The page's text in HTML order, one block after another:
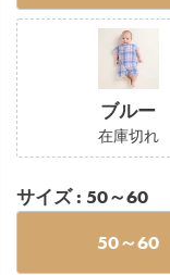
ブルー
在庫切れ
サイズ 50～60
50～60